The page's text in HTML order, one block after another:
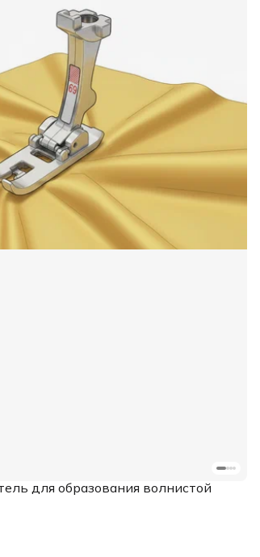
для образования волнистой